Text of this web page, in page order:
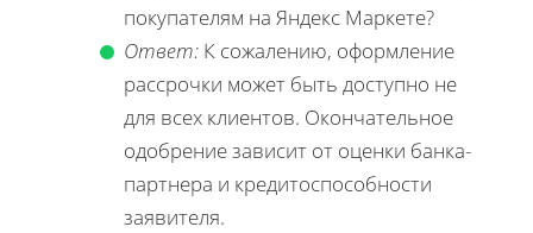
покупателям на Яндекс Маркете?
Ответ: К сожалению, оформление
рассрочки может быть доступно не
для всех клиентов. Окончательное
одобрение зависит от оценки банка-
партнера и кредитоспособности
заявителя.